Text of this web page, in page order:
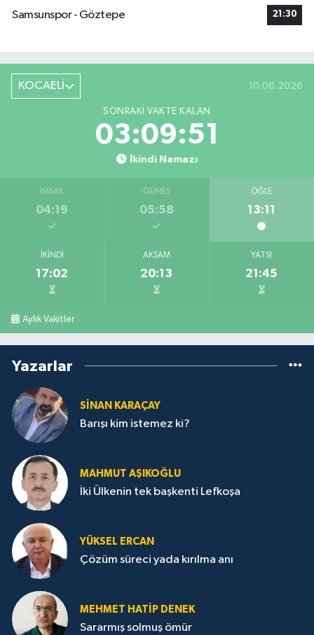
Samsunspor - Göztepe 21:30
KOCAELİ 10.08.2026
SONRAKI VAKTE KALAN
03:09:51
İkindi Namazı
İMSAK
04:19
GÜNEŞ
05:58
ÖĞLE
13:11
İKINDI
17:02
AKŞAM
20:13
YATSI
21:45
Aylık Vakitler
Yazarlar
SİNAN KARAÇAY
Barışı kim istemez ki?
MAHMUT AŞIKOĞLU
İki Ülkenin tek başkenti Lefkoşa
YÜKSEL ERCAN
Çözüm süreci yada kırılma anı
MEHMET HATİP DENEK
Sararmış solmuş ömür